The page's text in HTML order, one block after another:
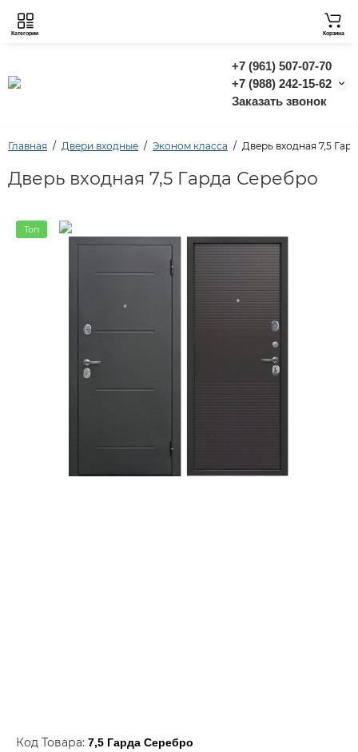
+7 (961) 507-07-70
+7 (988) 242-15-62
Заказать звонок
Категории Корзина
Главная Двери входные Эконом класса Дверь входная 7,5
Дверь входная 7,5 Гарда Серебро
Топ
Код Товара: 7,5 Гарда Серебро